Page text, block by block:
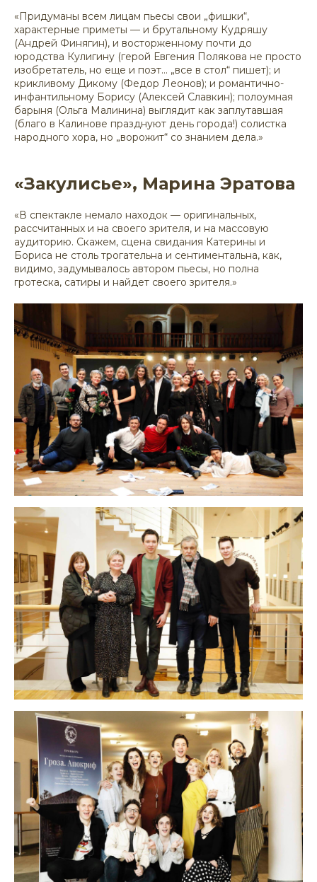
«Придуманы всем лицам пьесы свои „фишки“,
характерные приметы — и брутальному Кудряшу
(Андрей Финягин), и восторженному почти до
юродства Кулигину (герой Евгения Полякова не просто
изобретатель, но еще и поэт… „все в стол“ пишет); и
крикливому Дикому (Федор Леонов); и романтично-
инфантильному Борису (Алексей Славкин); полоумная
барыня (Ольга Малинина) выглядит как заплутавшая
(благо в Калинове празднуют день города!) солистка
народного хора, но „ворожит“ со знанием дела.»
«Закулисье», Марина Эратова
«В спектакле немало находок — оригинальных,
рассчитанных и на своего зрителя, и на массовую
аудиторию. Скажем, сцена свидания Катерины и
Бориса не столь трогательна и сентиментальна, как,
видимо, задумывалось автором пьесы, но полна
гротеска, сатиры и найдет своего зрителя.»